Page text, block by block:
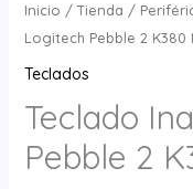
Inicio /Tienda /
Logitech Pebble 2 K380
Teclados
Teclado
Pebble 2